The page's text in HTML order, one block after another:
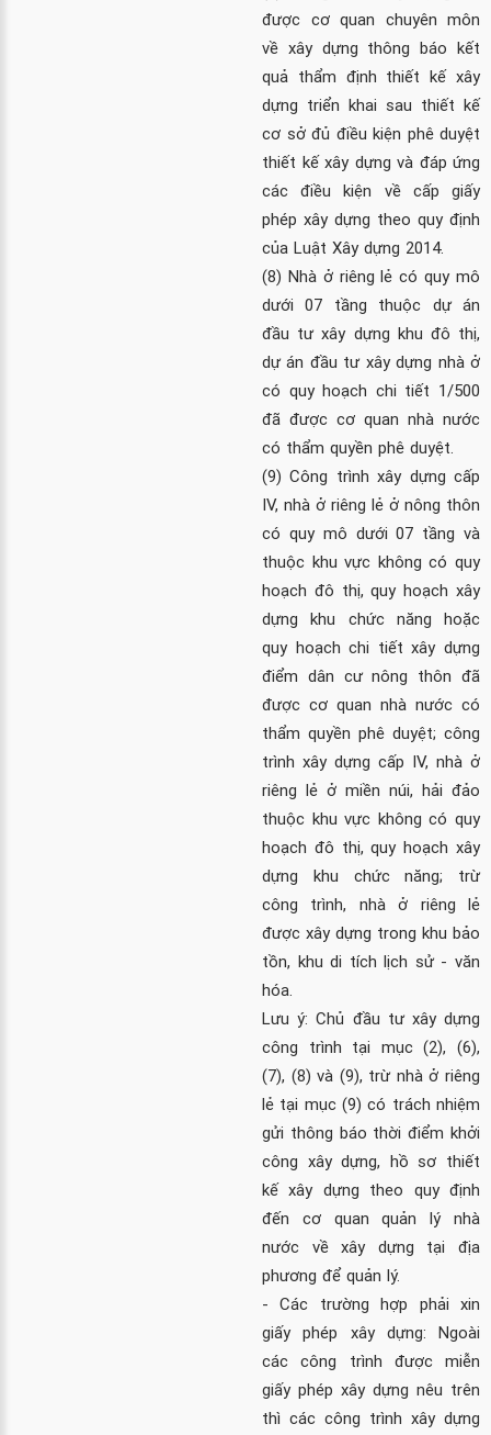
được cơ quan chuyên môn
về xây dựng thông báo kết
quả thẩm định thiết kế xây
dựng triển khai sau thiết kế
cơ sở đủ điều kiện phê duyệt
thiết kế xây dựng và đáp ứng
các điều kiện về cấp giấy
phép xây dựng theo quy định
của Luật Xây dựng 2014.
(8) Nhà ở riêng lẻ có quy mô
dưới 07 tầng thuộc dự án
đầu tư xây dựng khu đô thị,
dự án đầu tư xây dựng nhà ở
có quy hoạch chi tiết 1/500
đã được cơ quan nhà nước
có thẩm quyền phê duyệt.
(9) Công trình xây dựng cấp
IV, nhà ở riêng lẻ ở nông thôn
có quy mô dưới 07 tầng và
thuộc khu vực không có quy
hoạch đô thị, quy hoạch xây
dựng khu chức năng hoặc
quy hoạch chi tiết xây dựng
điểm dân cư nông thôn đã
được cơ quan nhà nước có
thẩm quyền phê duyệt; công
trình xây dựng cấp IV, nhà ở
riêng lẻ ở miền núi, hải đảo
thuộc khu vực không có quy
hoạch đô thị, quy hoạch xây
dựng khu chức năng; trừ
công trình, nhà ở riêng lẻ
được xây dựng trong khu bảo
tồn, khu di tích lịch sử - văn
hóa.
Lưu ý: Chủ đầu tư xây dựng
công trình tại mục (2), (6),
(7), (8) và (9), trừ nhà ở riêng
lẻ tại mục (9) có trách nhiệm
gửi thông báo thời điểm khởi
công xây dựng, hồ sơ thiết
kế xây dựng theo quy định
đến cơ quan quản lý nhà
nước về xây dựng tại địa
phương để quản lý.
- Các trường hợp phải xin
giấy phép xây dựng: Ngoài
các công trình được miễn
giấy phép xây dựng nêu trên
thì các công trình xây dựng